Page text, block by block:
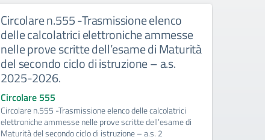
Circolare n.555 -Trasmissione elenco
delle calcolatrici elettroniche ammesse
nelle prove scritte dell’esame di Maturità
del secondo ciclo di istruzione – a.s.
2025-2026.
Circolare 555
Circolare n.555 -Trasmissione elenco delle calcolatrici
elettroniche ammesse nelle prove scritte dell’esame di
Maturità del secondo ciclo di istruzione – a.s. 2